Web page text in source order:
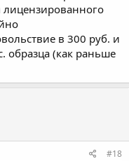
лицензированного
в 300 руб. и
образца (как раньше
#18